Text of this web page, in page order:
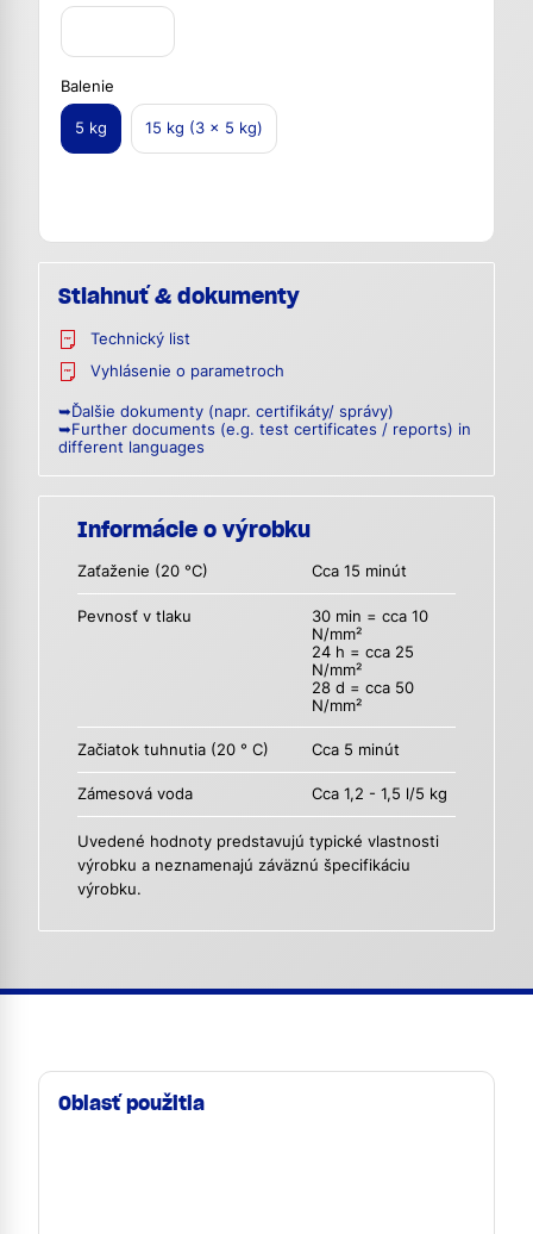
Balenie
5 kg 15 kg (3 x 5 kg)
Stiahnuť & dokumenty
Technický list
Vyhlásenie o parametroch
➥Ďalšie dokumenty (napr. certifikáty/ správy)
➥Further documents (e.g. test certificates / reports) in
different languages
Informácie o výrobku
Zaťaženie (20 °C) Cca 15 minút
Pevnosť v tlaku
30 min = cca 10
N/mm²
24 h = cca 25
N/mm²
28 d = cca 50
N/mm²
Začiatok tuhnutia (20 ° C) Cca 5 minút
Zámesová voda Cca 1,2 - 1,5 l/5 kg
Uvedené hodnoty predstavujú typické vlastnosti
výrobku a neznamenajú záväznú špecifikáciu
výrobku.
Oblasť použitia